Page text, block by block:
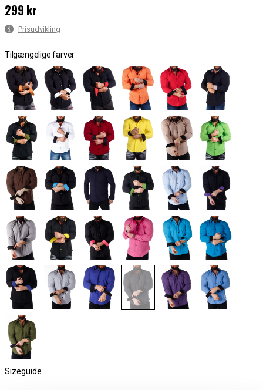
Pris: 299 kr
299 kr
Prisudvikling
Tilgængelige farver
Sizeguide